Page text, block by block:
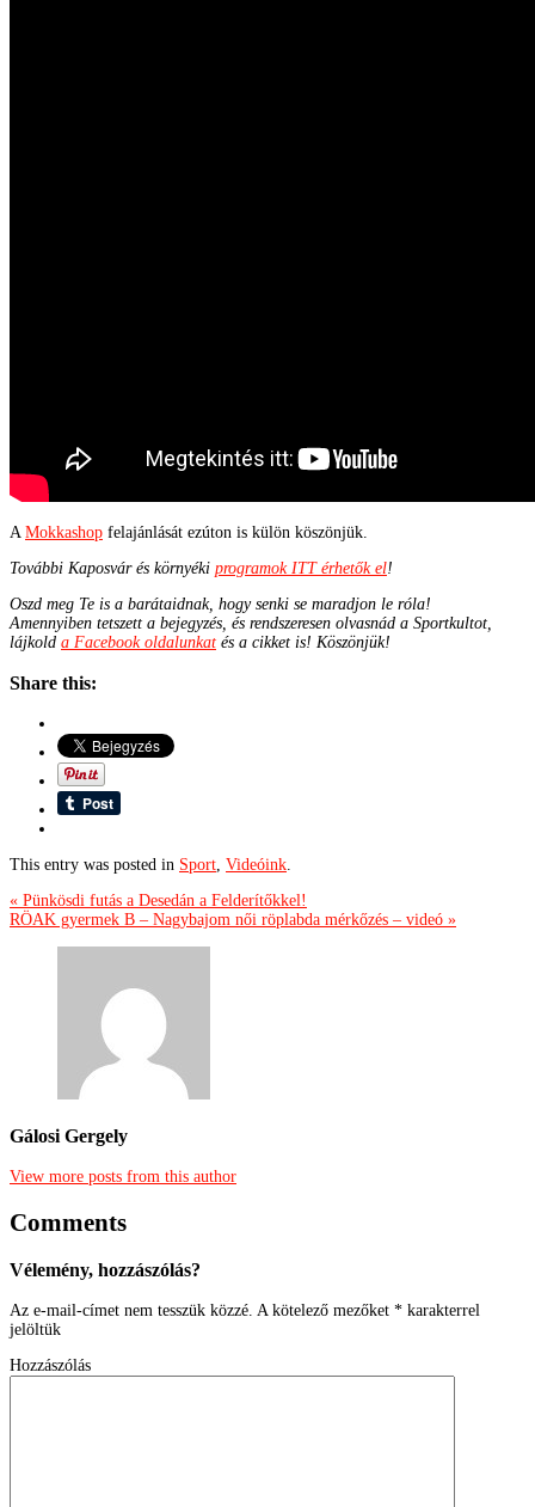
A Mokkashop felajánlását ezúton is külön köszönjük.
További Kaposvár és környéki programok ITT érhetők el!
Oszd meg Te is a barátaidnak, hogy senki se maradjon le róla!
Amennyiben tetszett a bejegyzés, és rendszeresen olvasnád a Sportkultot,
lájkold a Facebook oldalunkat és a cikket is! Köszönjük!
Share this:
This entry was posted in Sport, Videóink.
« Pünkösdi futás a Desedán a Felderítőkkel!
RÖAK gyermek B – Nagybajom női röplabda mérkőzés – videó »
Gálosi Gergely
View more posts from this author
Comments
Vélemény, hozzászólás?
Az e-mail-címet nem tesszük közzé. A kötelező mezőket * karakterrel
jelöltük
Hozzászólás